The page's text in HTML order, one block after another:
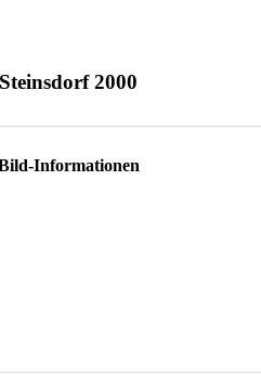
Steinsdorf 2000
Informationen